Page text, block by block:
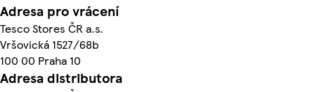
Adresa pro vrácení
Tesco Stores ČR a.s.
Vršovická 1527/68b
100 00 Praha 10
Adresa distributora